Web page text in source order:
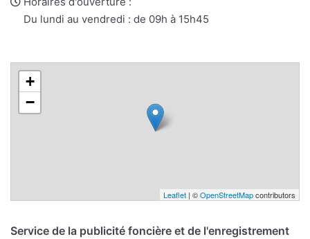
Du lundi au vendredi : de 09h à 15h45
+
−
Leaflet | ©OpenStreetMapcontributors
Service de la publicité foncière et de l'enregistrement